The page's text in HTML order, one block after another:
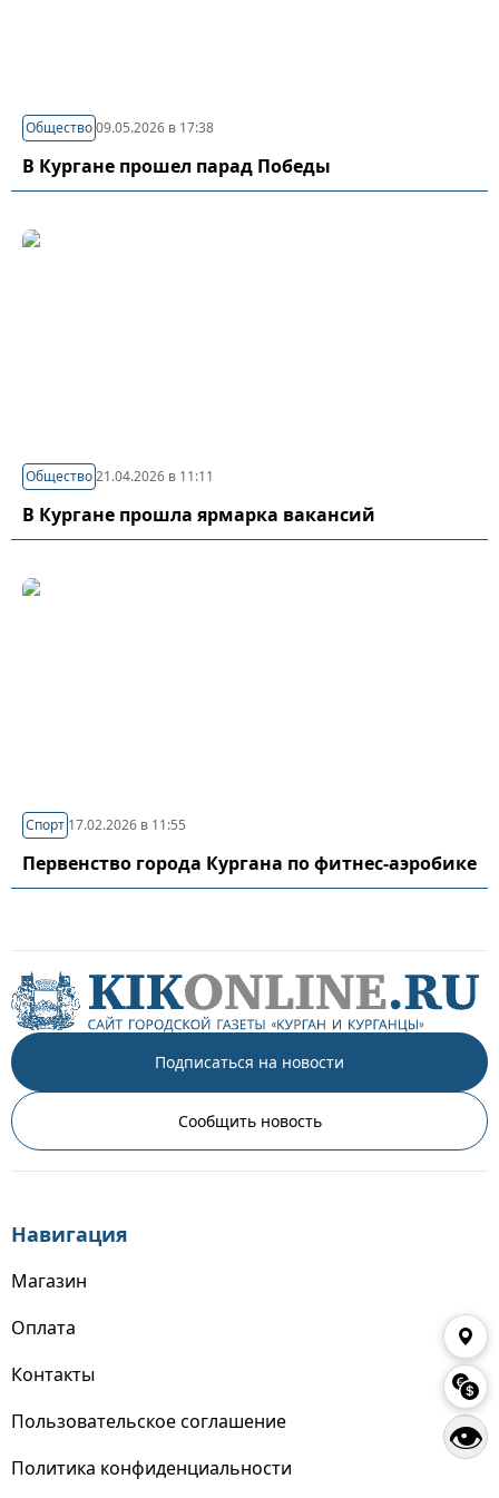
👁
Общество09.05.2026 в 17:38
В Кургане прошел парад Победы
Общество21.04.2026 в 11:11
В Кургане прошла ярмарка вакансий
Спорт 17.02.2026 в 11:55
Первенство города Кургана по фитнес-аэробике
Подписаться на новости
Сообщить новость
Навигация
Магазин
Оплата
Контакты
Пользовательское соглашение
Политика конфиденциальности